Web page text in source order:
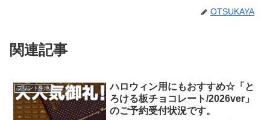
OTSUKAYA
関連記事
プリント生地
ハロウィン用にもおすすめ☆「と
ろける板チョコレート/2026ver」
のご予約受付状況です。